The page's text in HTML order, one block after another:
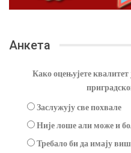
Анкета
Како оцењујете квалитет
Заслужују све похвале
Није лоше али може и
Требало би да имају